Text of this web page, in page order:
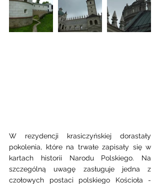
W rezydencji krasiczyńskiej dorastały
pokolenia, które na trwałe zapisały się w
kartach historii Narodu Polskiego. Na
szczególną uwagę zasługuje jedna z
czołowych postaci polskiego Kościoła -